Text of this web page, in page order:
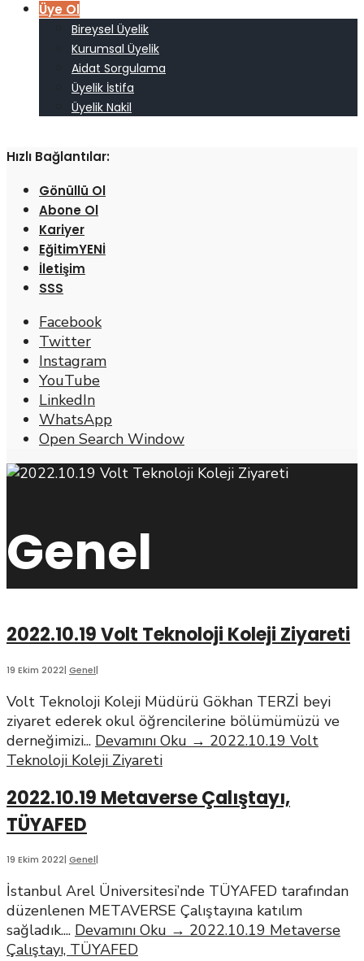
Üye Ol
Bireysel Üyelik
Kurumsal Üyelik
Aidat Sorgulama
Üyelik İstifa
Üyelik Nakil
Hızlı Bağlantılar:
Gönüllü Ol
Abone Ol
Kariyer
Eğitim
İletişim
SSS
Facebook
Twitter
Instagram
YouTube
LinkedIn
WhatsApp
Open Search Window
Genel
2022.10.19 Volt Teknoloji Koleji Ziyareti
19 Ekim 2022| Genel|
Volt Teknoloji Koleji Müdürü Gökhan TERZİ beyi
ziyaret ederek okul öğrencilerine bölümümüzü ve
derneğimizi... Devamını Oku → 2022.10.19 Volt
Teknoloji Koleji Ziyareti
2022.10.19 Metaverse Çalıştayı,
TÜYAFED
19 Ekim 2022| Genel|
İstanbul Arel Üniversitesi’nde TÜYAFED tarafından
düzenlenen METAVERSE Çalıştayına katılım
sağladık.... Devamını Oku → 2022.10.19 Metaverse
Çalıştayı, TÜYAFED